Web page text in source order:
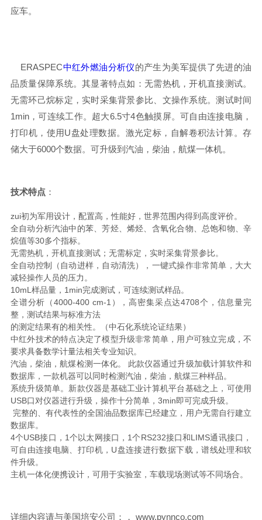
应车。
ERASPEC中红外燃油分析仪的产生为美军提供了先进的油
品质量保障系统。其显著特点如：无需热机，开机直接测试。
无需环己烷标定，实时采集背景参比、文操作系统。测试时间
1min，可连续工作。超大6.5寸4色触摸屏。可自由连接电脑，
打印机，使用U盘处理数据。激光定标，自解卷积法计算。存
储大于6000个数据。可升级到汽油，柴油，航煤一体机。
技术特点：
zui初为军用设计，配置高，性能好，世界范围内得到高度评价。
全自动分析汽油中的苯、芳烃、烯烃、含氧化合物、总饱和物、辛
烷值等30多个指标。
无需热机，开机直接测试；无需标定，实时采集背景参比。
全自动控制（自动进样，自动清洗），一键式操作非常简单，大大
减轻操作人员的压力。
10mL样品量，1min完成测试，可连续测试样品。
全谱分析（4000-400 cm-1），高密集采点达4708个，信息量完
整，测试结果与标准方法
的测定结果有的相关性。（中石化系统论证结果）
中红外技术的特点决定了模型升级非常简单，用户可独立完成，不
要求具备数学计量法相关专业知识。
汽油，柴油，航煤检测一体化。 此款仪器通过升级加载计算软件和
数据库，一款机器可以同时检测汽油，柴油，航煤三种样品。
系统升级简单。新款仪器是基础工业计算机平台基础之上，可使用
USB口对仪器进行升级，操作十分简单，3min即可完成升级。
完整的、有代表性的全国油品数据库已经建立，用户无需自行建立
数据库。
4个USB接口，1个以太网接口，1个RS232接口和LIMS通讯接口，
可自由连接电脑、打印机，U盘连接进行数据下载，谱线处理和软
件升级。
主机一体化便携设计，可用于实验室，车载现场测试等不同场合。
详细内容请与美国培安公司：， www.pynnco.com